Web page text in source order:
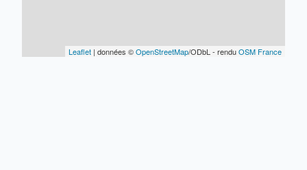
Leaflet | données ©OpenStreetMap/ODbL - renduOSM France